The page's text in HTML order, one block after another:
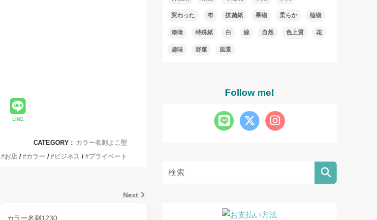
LINE
CATEGORY : カラー名刺よこ型
お店 カラー ビジネス プライベート
Next
カラー名刺1230
変わった 布 抗菌紙 果物 柔らか 植物
漆喰 特殊紙 白 線 自然 色上質 花
趣味 野菜 風景
Follow me!